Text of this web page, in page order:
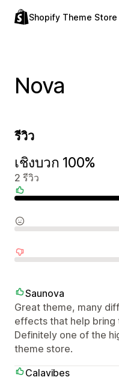
Shopify Theme Store
Nova
รีวิว
เชิงบวก 100%
2 รีวิว
Saunova
Great theme, many
effects that help
Definitely one of the
theme store.
Calavibes